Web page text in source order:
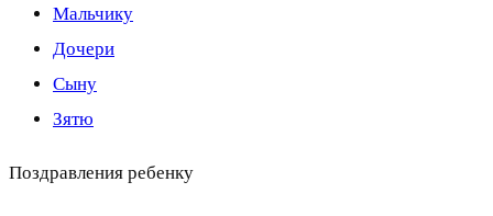
Мальчику
Дочери
Сыну
Зятю
Поздравления ребенку